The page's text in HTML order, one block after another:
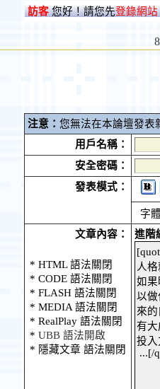
訪客您好！請您先登錄網站
注意： 您無法在本論壇發表
用戶名稱：
安全密碼：
發表模式：
字
文章內容：
* HTML 語法關閉
* CODE 語法關閉
* FLASH 語法關閉
* MEDIA 語法關閉
* RealPlay 語法關閉
* UBB 語法開啟
* 隱藏文章 語法關閉
進階